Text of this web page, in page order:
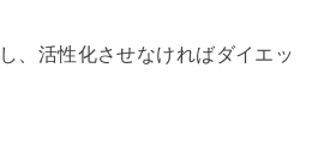
、活性化させなければダイエッ